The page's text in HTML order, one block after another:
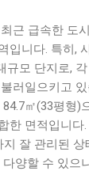
근 급속한 도
입니다. 특히,
규모 단지로,
러일으키고
㎡(33평형)
한 면적입니다
잘 관리된
양할 수 있으